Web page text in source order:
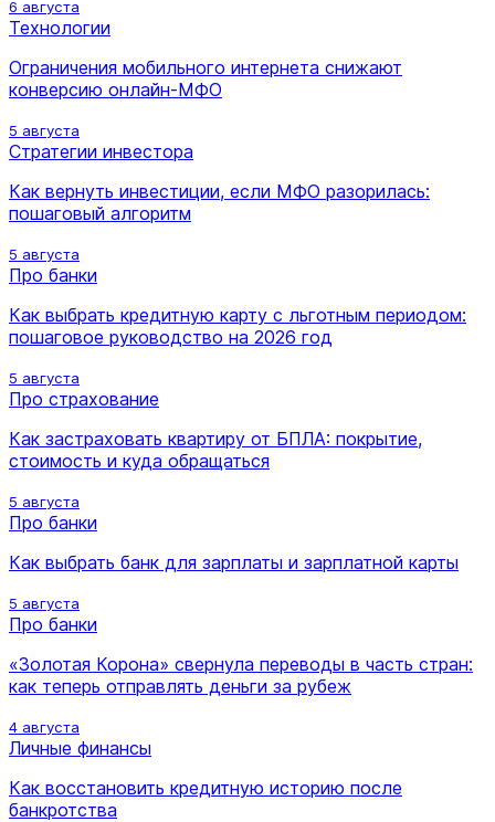
6 августа
Технологии
Ограничения мобильного интернета снижают
конверсию онлайн-МФО
5 августа
Стратегии инвестора
Как вернуть инвестиции, если МФО разорилась:
пошаговый алгоритм
5 августа
Про банки
Как выбрать кредитную карту с льготным периодом:
пошаговое руководство на 2026 год
5 августа
Про страхование
Как застраховать квартиру от БПЛА: покрытие,
стоимость и куда обращаться
5 августа
Про банки
Как выбрать банк для зарплаты и зарплатной карты
5 августа
Про банки
«Золотая Корона» свернула переводы в часть стран:
как теперь отправлять деньги за рубеж
4 августа
Личные финансы
Как восстановить кредитную историю после
банкротства